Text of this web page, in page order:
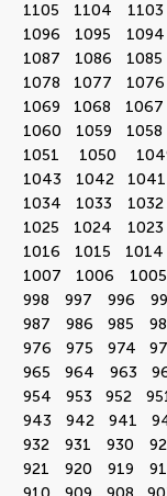
1105
1104 1103
1096
1095 1094
1087
1086 1085
1078
1077 1076
1069
1068 1067
1060
1059 1058
1051
1050
1043
1042 1041
1034
1033 1032
1025
1024 1023
1016
1015 1014
1007
1006 1005
998
997 996
987
986 985
976
975 974
965
964 963
954
953 952
943
942 941
932
931 930
921
920 919